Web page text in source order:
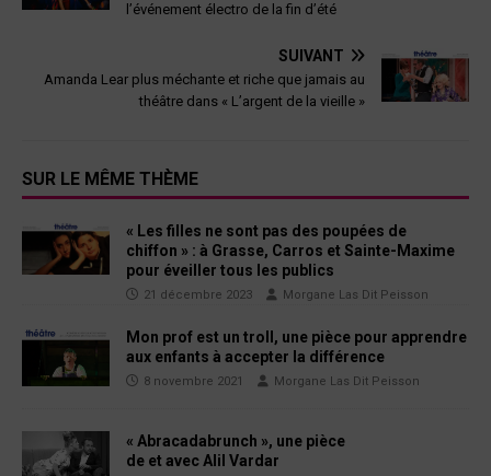
l’événement électro de la fin d’été
SUIVANT
Amanda Lear plus méchante et riche que jamais au
théâtre dans « L’argent de la vieille »
SUR LE MÊME THÈME
« Les filles ne sont pas des poupées de
chiffon » : à Grasse, Carros et Sainte-Maxime
pour éveiller tous les publics
21 décembre 2023 Morgane Las Dit Peisson
Mon prof est un troll, une pièce pour apprendre
aux enfants à accepter la différence
8 novembre 2021 Morgane Las Dit Peisson
« Abracadabrunch », une pièce
de et avec Alil Vardar